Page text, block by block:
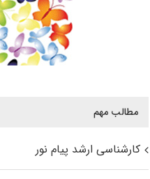
مطالب مهم
کارشناسی ارشد پیام نور